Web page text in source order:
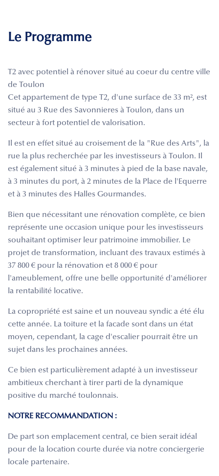
Le Programme
T2 avec potentiel à rénover situé au coeur du centre ville
de Toulon
Cet appartement de type T2, d'une surface de 33 m², est
situé au 3 Rue des Savonnieres à Toulon, dans un
secteur à fort potentiel de valorisation.
Il est en effet situé au croisement de la "Rue des Arts", la
rue la plus recherchée par les investisseurs à Toulon. Il
est également situé à 3 minutes à pied de la base navale,
à 3 minutes du port, à 2 minutes de la Place de l'Equerre
et à 3 minutes des Halles Gourmandes.
Bien que nécessitant une rénovation complète, ce bien
représente une occasion unique pour les investisseurs
souhaitant optimiser leur patrimoine immobilier. Le
projet de transformation, incluant des travaux estimés à
37 800 € pour la rénovation et 8 000 € pour
l'ameublement, offre une belle opportunité d'améliorer
la rentabilité locative.
La copropriété est saine et un nouveau syndic a été élu
cette année. La toiture et la facade sont dans un état
moyen, cependant, la cage d'escalier pourrait être un
sujet dans les prochaines années.
Ce bien est particulièrement adapté à un investisseur
ambitieux cherchant à tirer parti de la dynamique
positive du marché toulonnais.
NOTRE RECOMMANDATION :
De part son emplacement central, ce bien serait idéal
pour de la location courte durée via notre conciergerie
locale partenaire.